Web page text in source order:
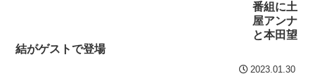
番組に土
屋アンナ
と本田望
結がゲストで登場
2023.01.30